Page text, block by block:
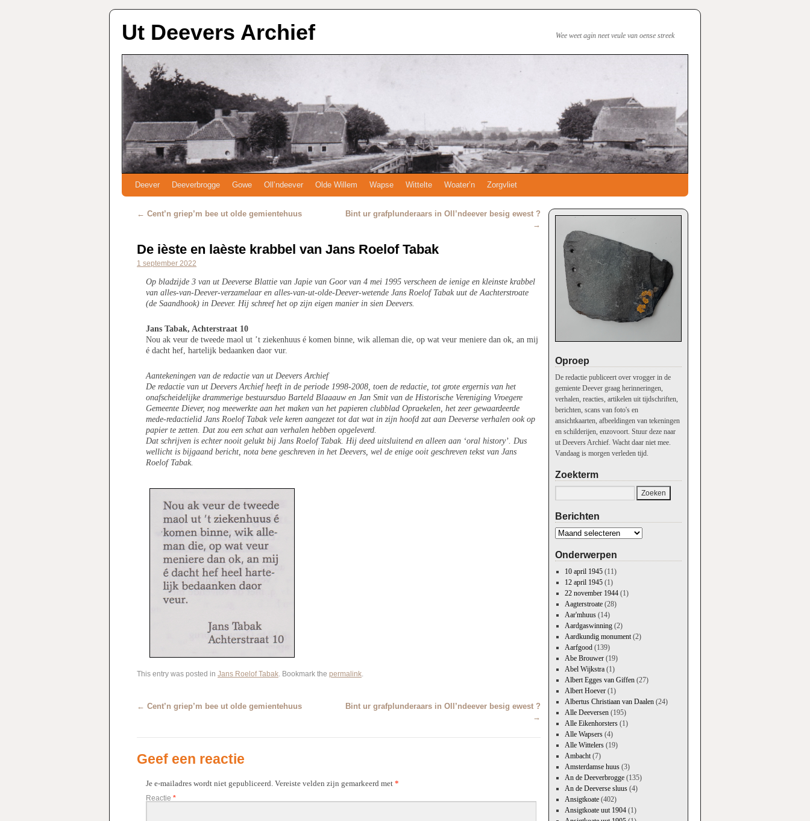
Ut Deevers Archief Wee weet agin neet veule van oense streek
Deever Deeverbrogge Gowe Oll’ndeever Olde Willem Wapse Wittelte Woater’n Zorgvliet
← Cent’n griep’m bee ut olde gemientehuus
Bint ur grafplunderaars in Oll’ndeever besig ewest ?
→
De ièste en laèste krabbel van Jans Roelof Tabak
1 september 2022
Op bladzijde 3 van ut Deeverse Blattie van Japie van Goor van 4 mei 1995 verscheen de ienige en kleinste krabbel
van alles-van-Deever-verzamelaar en alles-van-ut-olde-Deever-wetende Jans Roelof Tabak uut de Aachterstroate
(de Saandhook) in Deever. Hij schreef het op zijn eigen manier in sien Deevers.
Jans Tabak, Achterstraat 10
Nou ak veur de tweede maol ut ’t ziekenhuus é komen binne, wik alleman die, op wat veur meniere dan ok, an mij
é dacht hef, hartelijk bedaanken daor vur.
Aantekeningen van de redactie van ut Deevers Archief
De redactie van ut Deevers Archief heeft in de periode 1998-2008, toen de redactie, tot grote ergernis van het
onafscheidelijke drammerige bestuursduo Barteld Blaaauw en Jan Smit van de Historische Vereniging Vroegere
Gemeente Diever, nog meewerkte aan het maken van het papieren clubblad Opraekelen, het zeer gewaardeerde
mede-redactielid Jans Roelof Tabak vele keren aangezet tot dat wat in zijn hoofd zat aan Deeverse verhalen ook op
papier te zetten. Dat zou een schat aan verhalen hebben opgeleverd.
Dat schrijven is echter nooit gelukt bij Jans Roelof Tabak. Hij deed uitsluitend en alleen aan ‘oral history’. Dus
wellicht is bijgaand bericht, nota bene geschreven in het Deevers, wel de enige ooit geschreven tekst van Jans
Roelof Tabak.
This entry was posted in Jans Roelof Tabak. Bookmark the permalink.
← Cent’n griep’m bee ut olde gemientehuus
Bint ur grafplunderaars in Oll’ndeever besig ewest ?
→
Geef een reactie
Je e-mailadres wordt niet gepubliceerd. Vereiste velden zijn gemarkeerd met *
Reactie *
Oproep
De redactie publiceert over vrogger in de
gemiente Deever graag herinneringen,
verhalen, reacties, artikelen uit tijdschriften,
berichten, scans van foto's en
ansichtkaarten, afbeeldingen van tekeningen
en schilderijen, enzovoort. Stuur deze naar
ut Deevers Archief. Wacht daar niet mee.
Vandaag is morgen verleden tijd.
Zoekterm
Berichten
Onderwerpen
10 april 1945(11)
12 april 1945(1)
22 november 1944(1)
Aagterstroate(28)
Aar'mhuus(14)
Aardgaswinning(2)
Aardkundig monument(2)
Aarfgood(139)
Abe Brouwer(19)
Abel Wijkstra(1)
Albert Egges van Giffen(27)
Albert Hoever(1)
Albertus Christiaan van Daalen(24)
Alle Deeversen(195)
Alle Eikenhorsters(1)
Alle Wapsers(4)
Alle Wittelers(19)
Ambacht(7)
Amsterdamse huus(3)
An de Deeverbrogge(135)
An de Deeverse sluus(4)
Ansigtkoate(402)
Ansigtkoate uut 1904(1)